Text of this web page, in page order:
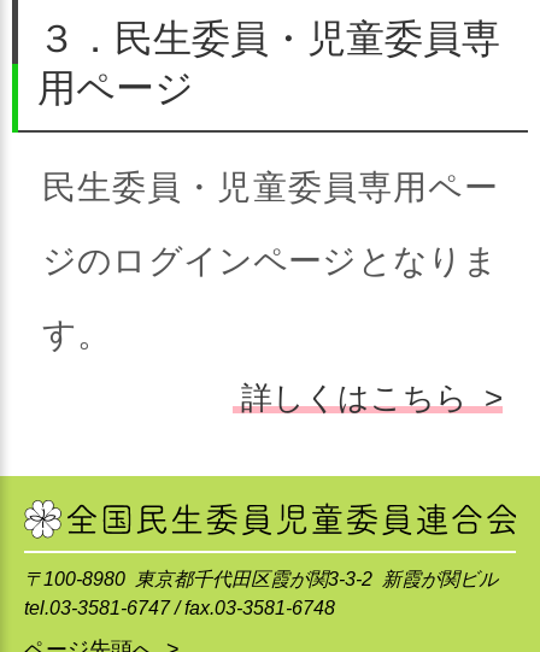
３．民生委員・児童委員専
用ページ
民生委員・児童委員専用ペー
ジのログインページとなりま
す。
詳しくはこちら >
〒100-8980 東京都千代田区霞が関3-3-2 新霞が関ビル
tel.03-3581-6747 / fax.03-3581-6748